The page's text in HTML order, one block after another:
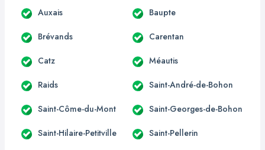
Auxais Baupte
Brévands Carentan
Catz Méautis
Raids Saint-André-de-Bohon
Saint-Côme-du-Mont Saint-Georges-de-Bohon
Saint-Hilaire-Petitville Saint-Pellerin